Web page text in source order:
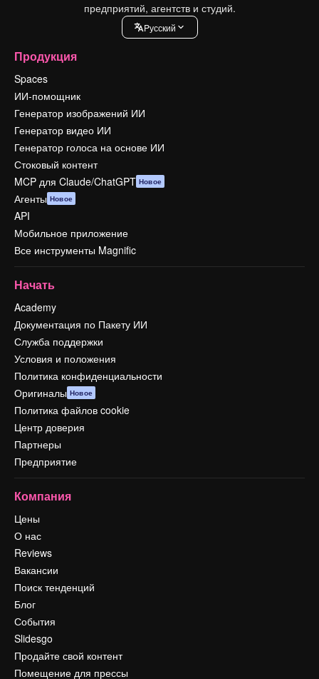
предприятий, агентств и студий.
Pусский
Продукция
Spaces
ИИ-помощник
Генератор изображений ИИ
Генератор видео ИИ
Генератор голоса на основе ИИ
Стоковый контент
MCP для Claude/ChatGPT Новое
Агенты Новое
API
Мобильное приложение
Все инструменты Magnific
Начать
Academy
Документация по Пакету ИИ
Служба поддержки
Условия и положения
Политика конфиденциальности
Оригиналы Новое
Политика файлов cookie
Центр доверия
Партнеры
Предприятие
Компания
Цены
О нас
Reviews
Вакансии
Поиск тенденций
Блог
События
Slidesgo
Продайте свой контент
Помещение для прессы